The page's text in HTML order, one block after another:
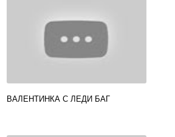
ВАЛЕНТИНКА С ЛЕДИ БАГ